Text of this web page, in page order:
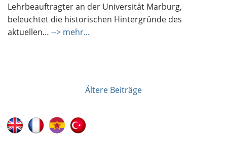
Lehrbeauftragter an der Universität Marburg,
beleuchtet die historischen Hintergründe des
aktuellen… --> mehr...
Beitragsnavigation
Ältere Beiträge